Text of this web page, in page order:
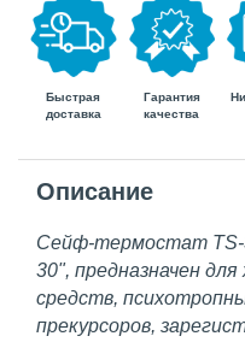
Быстрая
доставка
Гарантия
качества
Описание
Сейф-термостат TS-
30", предназначен
средств,
прекурсоров,